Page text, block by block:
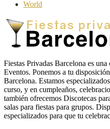
World
Fiestas Privadas Barcelona es
Eventos. Ponemos a tu
Barcelona. Estamos
curso, y en cumpleaños,
también ofrecemos Discotecas
salas para fiestas para grupos.
especializados para que tu